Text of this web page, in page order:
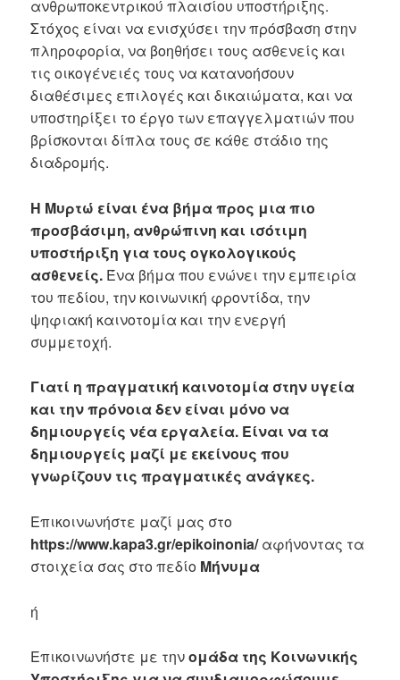
ανθρωποκεντρικού πλαισίου υποστήριξης.
Στόχος είναι να ενισχύσει την πρόσβαση στην
πληροφορία, να βοηθήσει τους ασθενείς και
τις οικογένειές τους να κατανοήσουν
διαθέσιμες επιλογές και δικαιώματα, και να
υποστηρίξει το έργο των επαγγελματιών που
βρίσκονται δίπλα τους σε κάθε στάδιο της
διαδρομής.
Η Μυρτώ είναι ένα βήμα προς μια πιο
προσβάσιμη, ανθρώπινη και ισότιμη
υποστήριξη για τους ογκολογικούς
ασθενείς. Ένα βήμα που ενώνει την εμπειρία
του πεδίου, την κοινωνική φροντίδα, την
ψηφιακή καινοτομία και την ενεργή
συμμετοχή.
Γιατί η πραγματική καινοτομία στην υγεία
και την πρόνοια δεν είναι μόνο να
δημιουργείς νέα εργαλεία. Είναι να τα
δημιουργείς μαζί με εκείνους που
γνωρίζουν τις πραγματικές ανάγκες.
Επικοινωνήστε μαζί μας στο
https://www.kapa3.gr/epikoinonia/αφήνοντας τα
στοιχεία σας στο πεδίο Μήνυμα
ή
Επικοινωνήστε με τηνομάδα της Κοινωνικής